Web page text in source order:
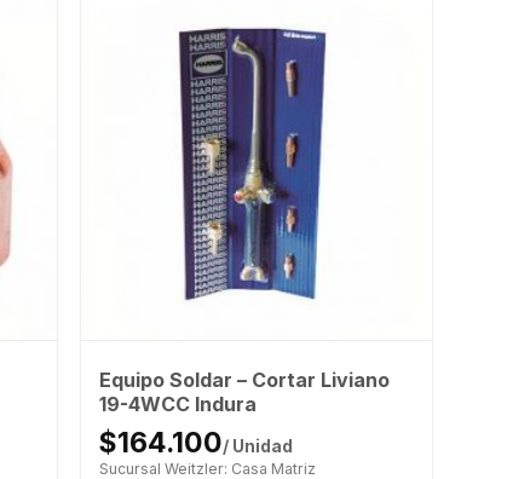
Equipo Soldar – Cortar Liviano
19-4WCC Indura
$164.100/ Unidad
Sucursal Weitzler: Casa Matriz